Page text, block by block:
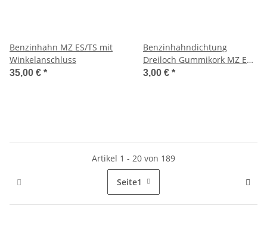
Benzinhahn MZ ES/TS mit
Winkelanschluss
35,00 € *
Benzinhahndichtung
Dreiloch Gummikork MZ ES /
TS
3,00 € *
Artikel 1 - 20 von 189
Seite1